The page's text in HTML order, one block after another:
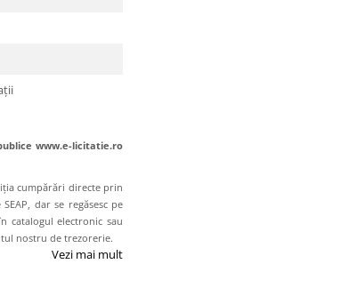
www.e-licitatie.ro
cumpărări directe prin
dar se regăsesc pe
catalogul electronic sau
nostru de trezorerie.
Vezi mai mult